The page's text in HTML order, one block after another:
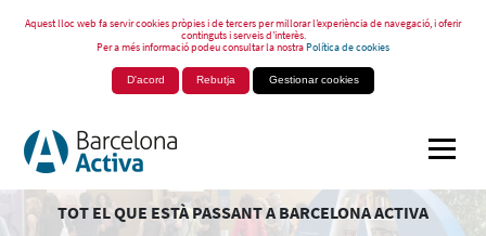
Aquest lloc web fa servir cookies pròpies i de tercers per millorar l’experiència de navegació, i oferir
continguts i serveis d’interès.
Per a més informació podeu consultar la nostraPolítica de cookies
D'acord Rebutja Gestionar cookies
TOT EL QUE ESTÀ PASSANT A BARCELONA ACTIVA